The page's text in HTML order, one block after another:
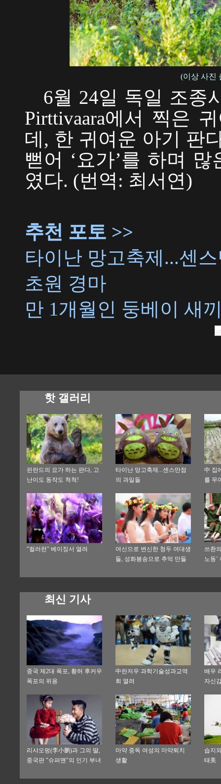
(이상 사진
6월 24일 독일 조종
Pirttivaara에서 찍은
데, 한 귀여운 아기 판
뻗어 ‘요가’를 하며
였다. (번역: 최서연)
추천 포토 >>
타이난 망고축제...센
초원 경마
만 1개월인 둥베이 새
핫 갤러리
핀란드의 요가 하는 판다, 고
난이도 동작도 척척!
타이난 망고축제...센스만점
의 과일들
中 집
를 무
"컬러런" 베이징서 열려
여신으로 변신한 청두 여대생
들, 성화봉송으로 추억 만들
쓰촨
노동’
최신 기사
중국 제2대 폭포, 황허 후커우
폭포의 위용
中란저우 과학기술성과교역
회 열려
배우
자신
리샤오펑(李小鹏)과 그의 딸,
중국판 "슈퍼맨"의 인기 부녀
마약 중독 여성의 마약퇴치
생활
습지
태美